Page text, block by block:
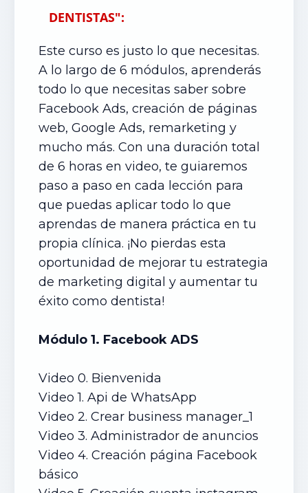
DENTISTAS":
Este curso es justo lo que necesitas.
A lo largo de 6 módulos, aprenderás
todo lo que necesitas saber sobre
Facebook Ads, creación de páginas
web, Google Ads, remarketing y
mucho más. Con una duración total
de 6 horas en video, te guiaremos
paso a paso en cada lección para
que puedas aplicar todo lo que
aprendas de manera práctica en tu
propia clínica. ¡No pierdas esta
oportunidad de mejorar tu estrategia
de marketing digital y aumentar tu
éxito como dentista!
Módulo 1. Facebook ADS
Video 0. Bienvenida
Video 1. Api de WhatsApp
Video 2. Crear business manager_1
Video 3. Administrador de anuncios
Video 4. Creación página Facebook
básico